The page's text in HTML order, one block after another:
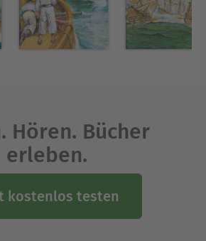
Hören. Bücher
erleben.
kostenlos testen